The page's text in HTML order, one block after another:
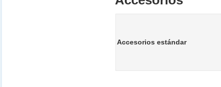
Accesorios estándar